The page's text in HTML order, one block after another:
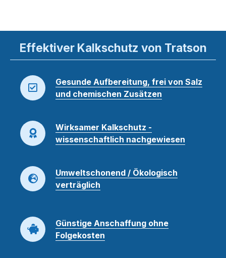
Effektiver Kalkschutz von Tratson
Gesunde Aufbereitung, frei von Salz
und chemischen Zusätzen
Wirksamer Kalkschutz -
wissenschaftlich nachgewiesen
Umweltschonend / Ökologisch
verträglich
Günstige Anschaffung ohne
Folgekosten